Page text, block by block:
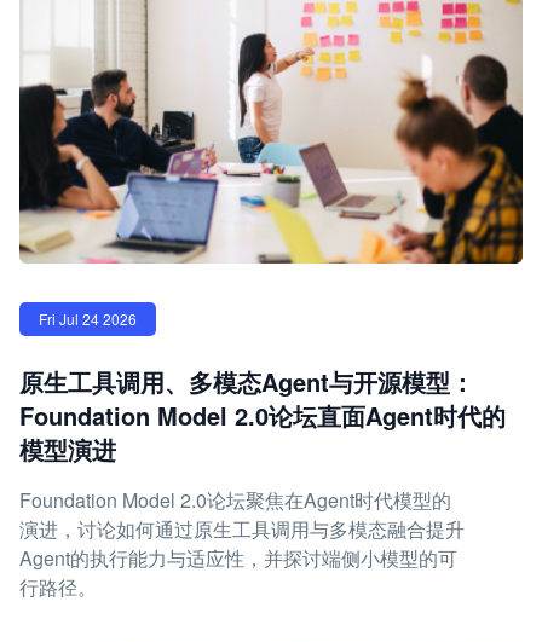
Fri Jul 24 2026
原生工具调用、多模态Agent与开源模型：
Foundation Model 2.0论坛直面Agent时代的
模型演进
Foundation Model 2.0论坛聚焦在Agent时代模型的
演进，讨论如何通过原生工具调用与多模态融合提升
Agent的执行能力与适应性，并探讨端侧小模型的可
行路径。